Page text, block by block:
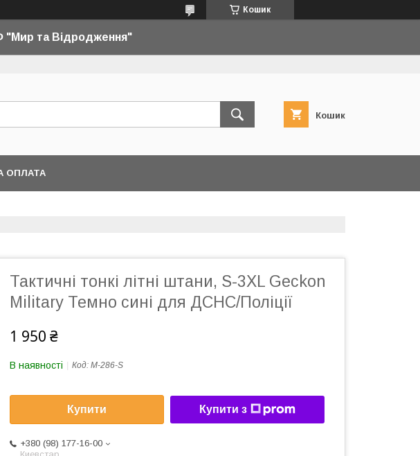
Кошик
"Мир та Відродження"
Кошик
ОПЛАТА
Тактичні тонкі літні штани, S-3XL Geckon
Military Темно сині для ДСНС/Поліції
1 950 ₴
В наявності Код: M-286-S
Купити Купити з
+380 (98) 177-16-00